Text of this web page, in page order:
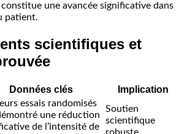
une avancée significative dans
patient.
scientifiques et
Données clés Implication
essais randomisés
une réduction
de l’intensité de
Soutien
scientifique